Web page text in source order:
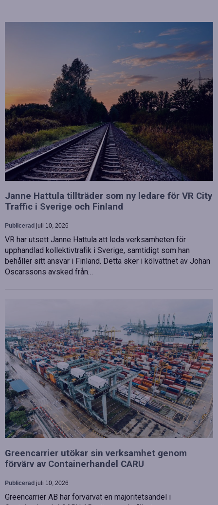
Janne Hattula tillträder som ny ledare för VR City
Traffic i Sverige och Finland
Publicerad juli 10, 2026
VR har utsett Janne Hattula att leda verksamheten för
upphandlad kollektivtrafik i Sverige, samtidigt som han
behåller sitt ansvar i Finland. Detta sker i kölvattnet av Johan
Oscarssons avsked från…
Greencarrier utökar sin verksamhet genom
förvärv av Containerhandel CARU
Publicerad juli 10, 2026
Greencarrier AB har förvärvat en majoritetsandel i